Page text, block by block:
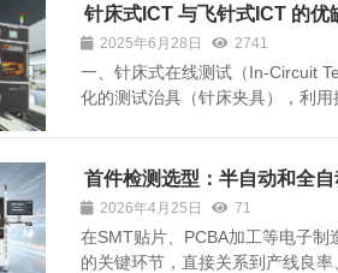
针床式ICT 与飞针式ICT 的优
2025年6月28日 2741
一、针床式在线测试（In-Circuit
化的测试治具（针床夹具），利
点： 治具成本...
首件检测选型：半自动和全自
2026年4月25日 71
在SMT贴片、PCBA加工等电子
的关键环节，直接关系到产线良率